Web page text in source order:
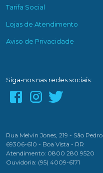
Tarifa Social
Lojas de Atendimento
Aviso de Privacidade
Siga-nos nas redes sociais:
Rua Melvin Jones, 219 - São Pedro
69306-610 - Boa Vista - RR
Atendimento: 0800 280 9520
Ouvidoria: (95) 4009-6171